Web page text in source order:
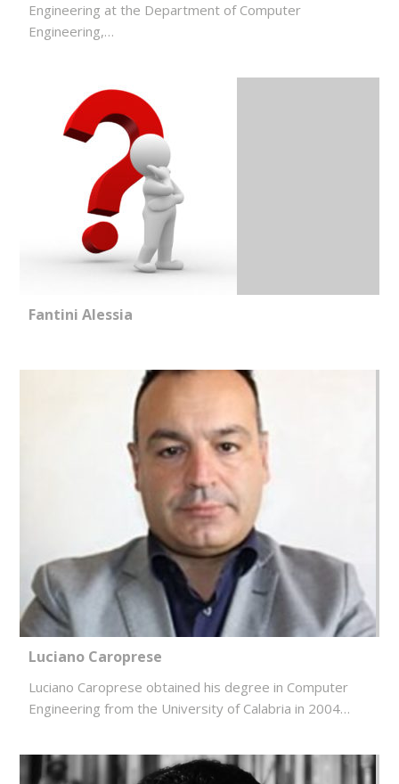
Engineering at the Department of Computer
Engineering,…
Fantini Alessia
Luciano Caroprese
Luciano Caroprese obtained his degree in Computer
Engineering from the University of Calabria in 2004…